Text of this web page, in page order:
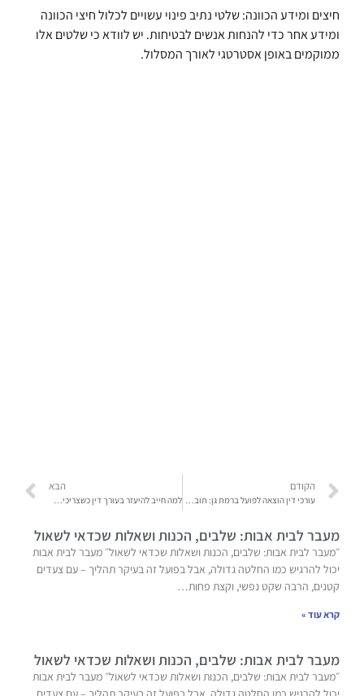
חיצים ומידע הכוונה: שלטי נתיב פינוי עשויים לכלול חיצי הכוונה
ומידע אחר כדי להנחות אנשים לבטיחות. יש לוודא כי שלטים אלו
ממוקמים באופן אסטרטגי לאורך המסלול.
הקודם
עורכי דין הוצאה לפועל ברמת גן: תובנות מרכזיות
הבא
למה חייב להיעזר בעורך דין כשצריכים להתמודד מול ביטוח לאומי?
מעבר לבית אבות: שלבים, הכנות ושאלות שכדאי לשאול
״מעבר לבית אבות: שלבים, הכנות ושאלות שכדאי לשאול״ מעבר לבית אבות
יכול להרגיש כמו החלטה גדולה, אבל בפועל זה בעיקר תהליך – עם צעדים
קטנים, הרבה שקט נפשי, וקצת פחות…
קרא עוד »
מעבר לבית אבות: שלבים, הכנות ושאלות שכדאי לשאול
״מעבר לבית אבות: שלבים, הכנות ושאלות שכדאי לשאול״ מעבר לבית אבות